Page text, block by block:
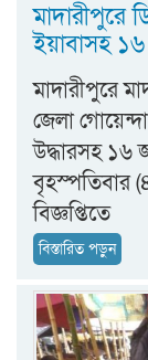
মাদারীপুরে
ইয়াবাসহ ১৬
মাদারীপুরে
জেলা
উদ্ধারসহ ১৬
বৃহস্পতিবার
বিজ্ঞপ্তিতে
বিস্তারিত পড়ুন